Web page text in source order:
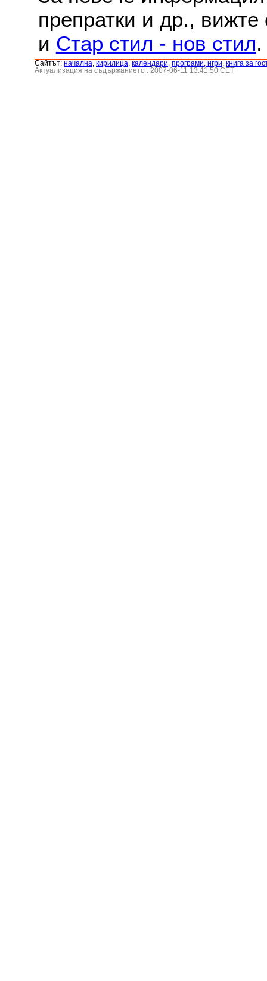
препратки и др.,
и Стар стил - нов стил.
Сайтът: началнa кирилица календари програми, игри книга за
Актуализация на съдържанието : 2007-06-11 13:41:50 CET